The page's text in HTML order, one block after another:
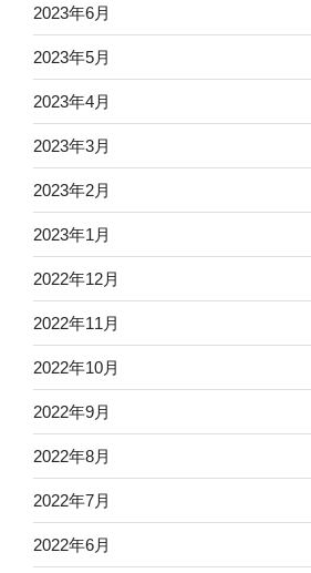
2023年6月
2023年5月
2023年4月
2023年3月
2023年2月
2023年1月
2022年12月
2022年11月
2022年10月
2022年9月
2022年8月
2022年7月
2022年6月